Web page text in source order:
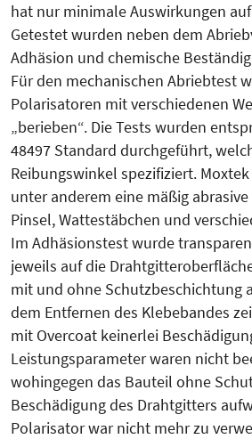
hat nur minimale Auswirkungen
Getestet wurden neben dem
Adhäsion und chemische
Für den mechanischen Abriebtest
Polarisatoren mit verschiedenen
„berieben“. Die Tests wurden
48497 Standard durchgeführt,
Reibungswinkel spezifiziert.
unter anderem eine mäßig
Pinsel, Wattestäbchen und
Im Adhäsionstest wurde
jeweils auf die
mit und ohne Schutzbeschichtung
dem Entfernen des Klebebandes
mit Overcoat keinerlei
Leistungsparameter waren nicht
wohingegen das Bauteil ohne
Beschädigung des Drahtgitters
Polarisator war nicht mehr zu